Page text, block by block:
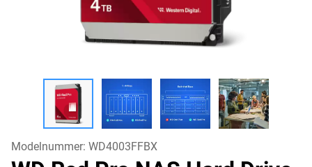
Modelnummer: WD4003FFBX